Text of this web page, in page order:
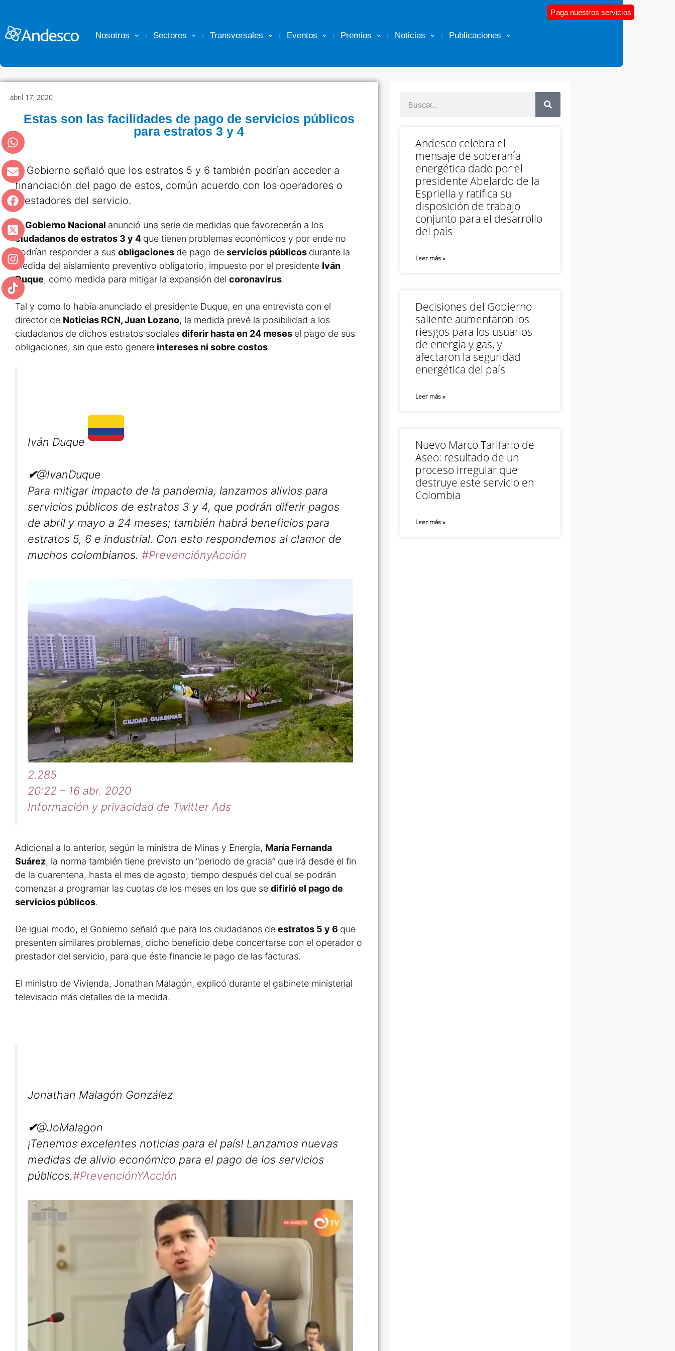
Nosotros Sectores Transversales Eventos Premios Noticias Publicaciones
Paga nuestros servicios
abril 17, 2020
Estas son las facilidades de pago de servicios públicos
para estratos 3 y 4
El Gobierno señaló que los estratos 5 y 6 también podrían acceder a
financiación del pago de estos, común acuerdo con los operadores o
prestadores del servicio.
ElGobierno Nacional anunció una serie de medidas que favorecerán a los
ciudadanos de estratos 3 y 4 que tienen problemas económicos y por ende no
podrían responder a sus obligaciones de pago de servicios públicos durante la
medida del aislamiento preventivo obligatorio, impuesto por el presidente Iván
Duque, como medida para mitigar la expansión del coronavirus.
Tal y como lo había anunciado el presidente Duque, en una entrevista con el
director de Noticias RCN, Juan Lozano, la medida prevé la posibilidad a los
ciudadanos de dichos estratos sociales diferir hasta en 24 meses el pago de sus
obligaciones, sin que esto genere intereses ni sobre costos.
Iván Duque
✔@IvanDuque
Para mitigar impacto de la pandemia, lanzamos alivios para
servicios públicos de estratos 3 y 4, que podrán diferir pagos
de abril y mayo a 24 meses; también habrá beneficios para
estratos 5, 6 e industrial. Con esto respondemos al clamor de
muchos colombianos. #PrevenciónyAcción
2.285
20:22 – 16 abr. 2020
Información y privacidad de Twitter Ads
Adicional a lo anterior, según la ministra de Minas y Energía, María Fernanda
Suárez, la norma también tiene previsto un “periodo de gracia” que irá desde el fin
de la cuarentena, hasta el mes de agosto; tiempo después del cual se podrán
comenzar a programar las cuotas de los meses en los que se difirió el pago de
servicios públicos.
De igual modo, el Gobierno señaló que para los ciudadanos de estratos 5 y 6 que
presenten similares problemas, dicho beneficio debe concertarse con el operador o
prestador del servicio, para que éste financie le pago de las facturas.
El ministro de Vivienda, Jonathan Malagón, explicó durante el gabinete ministerial
televisado más detalles de la medida.
Jonathan Malagón González
✔@JoMalagon
¡Tenemos excelentes noticias para el país! Lanzamos nuevas
medidas de alivio económico para el pago de los servicios
públicos.#PrevenciónYAcción
Andesco celebra el
mensaje de soberanía
energética dado por el
presidente Abelardo de la
Espriella y ratifica su
disposición de trabajo
conjunto para el desarrollo
del país
Leer más »
Decisiones del Gobierno
saliente aumentaron los
riesgos para los usuarios
de energía y gas, y
afectaron la seguridad
energética del país
Leer más »
Nuevo Marco Tarifario de
Aseo: resultado de un
proceso irregular que
destruye este servicio en
Colombia
Leer más »